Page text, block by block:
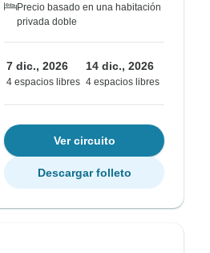
Precio basado en una habitación
privada doble
7 dic., 2026
4 espacios libres
14 dic., 2026
4 espacios libres
Ver circuito
Descargar folleto